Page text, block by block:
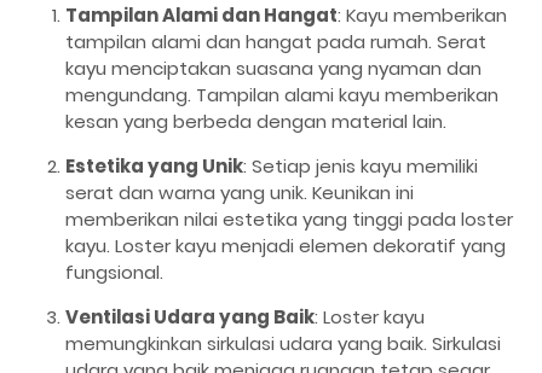
Tampilan Alami dan Hangat: Kayu memberikan
tampilan alami dan hangat pada rumah. Serat
kayu menciptakan suasana yang nyaman dan
mengundang. Tampilan alami kayu memberikan
kesan yang berbeda dengan material lain.
Estetika yang Unik: Setiap jenis kayu memiliki
serat dan warna yang unik. Keunikan ini
memberikan nilai estetika yang tinggi pada loster
kayu. Loster kayu menjadi elemen dekoratif yang
fungsional.
Ventilasi Udara yang Baik: Loster kayu
memungkinkan sirkulasi udara yang baik. Sirkulasi